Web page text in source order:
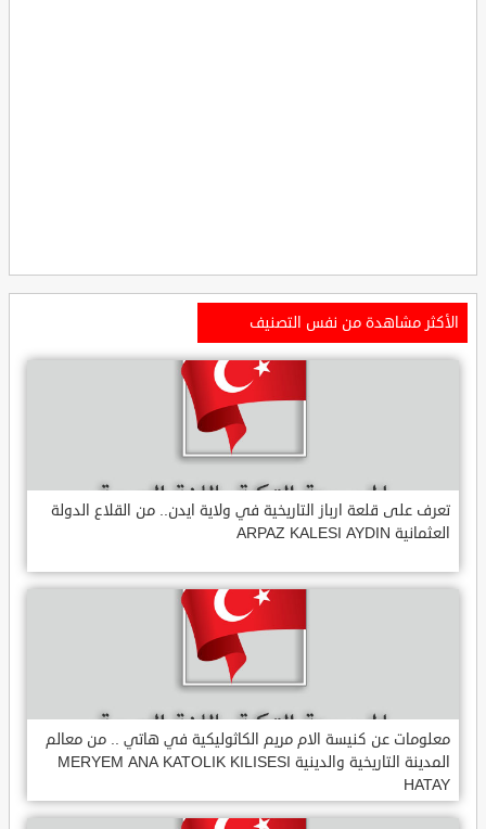
الأكثر مشاهدة من نفس التصنيف
تعرف على قلعة ارباز التاريخية في ولاية ايدن.. من القلاع الدولة
العثمانية ARPAZ KALESI AYDIN
معلومات عن كنيسة الام مريم الكاثوليكية في هاتي .. من معالم
المدينة التاريخية والدينية MERYEM ANA KATOLIK KILISESI
HATAY